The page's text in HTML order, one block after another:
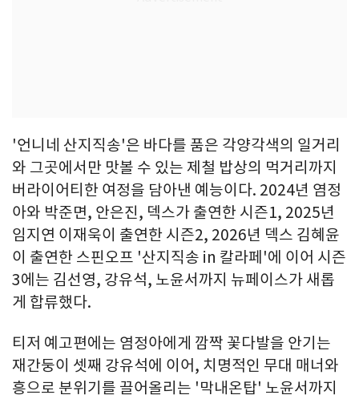
'언니네 산지직송'은 바다를 품은 각양각색의 일거리
와 그곳에서만 맛볼 수 있는 제철 밥상의 먹거리까지
버라이어티한 여정을 담아낸 예능이다. 2024년 염정
아와 박준면, 안은진, 덱스가 출연한 시즌1, 2025년
임지연 이재욱이 출연한 시즌2, 2026년 덱스 김혜윤
이 출연한 스핀오프 '산지직송 in 칼라페'에 이어 시즌
3에는 김선영, 강유석, 노윤서까지 뉴페이스가 새롭
게 합류했다.
티저 예고편에는 염정아에게 깜짝 꽃다발을 안기는
재간둥이 셋째 강유석에 이어, 치명적인 무대 매너와
흥으로 분위기를 끌어올리는 '막내온탑' 노윤서까지